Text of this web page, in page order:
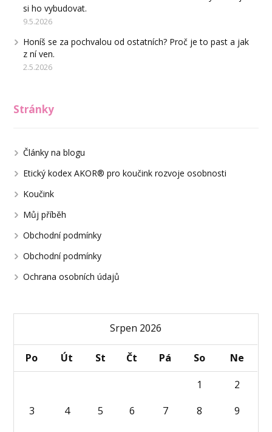
si ho vybudovat.
9.5.2026
Honíš se za pochvalou od ostatních? Proč je to past a jak
z ní ven.
2.5.2026
Stránky
Články na blogu
Etický kodex AKOR® pro koučink rozvoje osobnosti
Koučink
Můj příběh
Obchodní podmínky
Obchodní podmínky
Ochrana osobních údajů
Srpen 2026
Po Út St Čt Pá So
Ne
1
2
3
4 5 6 7 8
9